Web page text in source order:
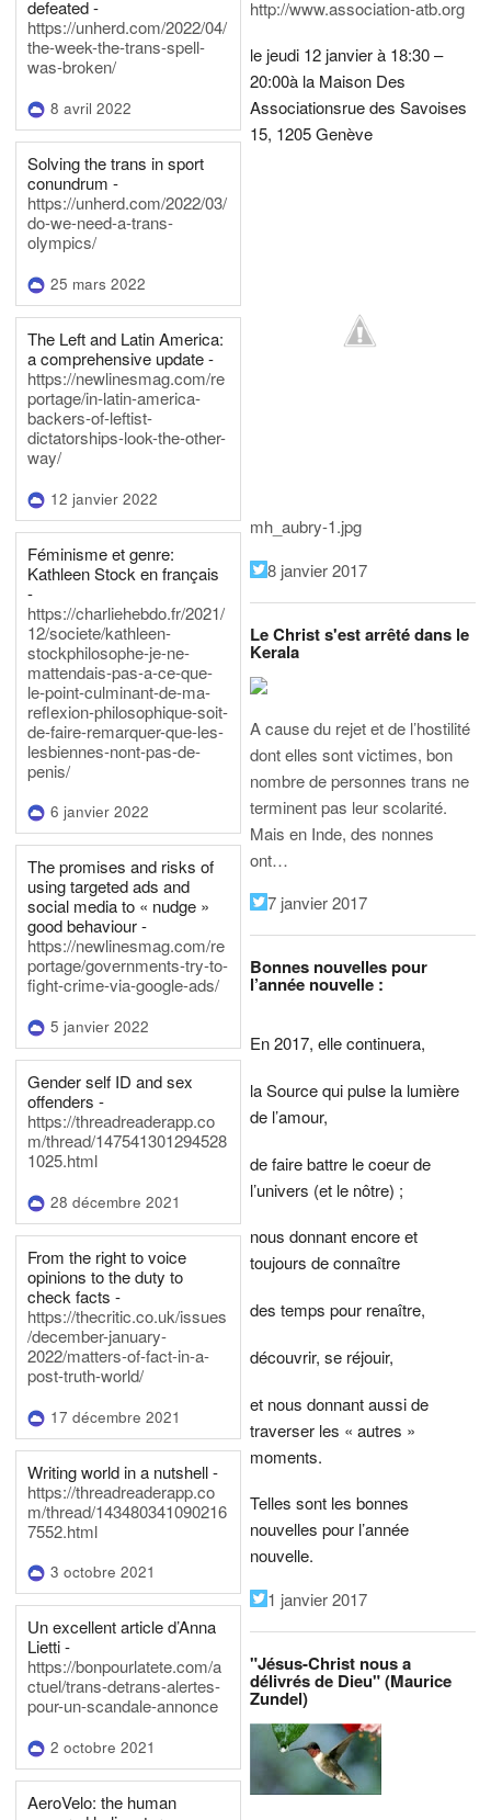
defeated -
https://unherd.com/2022/04/
the-week-the-trans-spell-
was-broken/
8 avril 2022
Solving the trans in sport
conundrum -
https://unherd.com/2022/03/
do-we-need-a-trans-
olympics/
25 mars 2022
The Left and Latin America:
a comprehensive update -
https://newlinesmag.com/re
portage/in-latin-america-
backers-of-leftist-
dictatorships-look-the-other-
way/
12 janvier 2022
Féminisme et genre:
Kathleen Stock en français
-
https://charliehebdo.fr/2021/
12/societe/kathleen-
stockphilosophe-je-ne-
mattendais-pas-a-ce-que-
le-point-culminant-de-ma-
reflexion-philosophique-soit-
de-faire-remarquer-que-les-
lesbiennes-nont-pas-de-
penis/
6 janvier 2022
The promises and risks of
using targeted ads and
social media to « nudge »
good behaviour -
https://newlinesmag.com/re
portage/governments-try-to-
fight-crime-via-google-ads/
5 janvier 2022
Gender self ID and sex
offenders -
https://threadreaderapp.co
m/thread/147541301294528
1025.html
28 décembre 2021
From the right to voice
opinions to the duty to
check facts -
https://thecritic.co.uk/issues
/december-january-
2022/matters-of-fact-in-a-
post-truth-world/
17 décembre 2021
Writing world in a nutshell -
https://threadreaderapp.co
m/thread/143480341090216
7552.html
3 octobre 2021
Un excellent article d’Anna
Lietti -
https://bonpourlatete.com/a
ctuel/trans-detrans-alertes-
pour-un-scandale-annonce
2 octobre 2021
AeroVelo: the human
http://www.association-atb.org
le jeudi 12 janvier à 18:30 –
20:00à la Maison Des
Associationsrue des Savoises
15, 1205 Genève
mh_aubry-1.jpg
8 janvier 2017
Le Christ s'est arrêté dans le
Kerala
A cause du rejet et de l’hostilité
dont elles sont victimes, bon
nombre de personnes trans ne
terminent pas leur scolarité.
Mais en Inde, des nonnes
ont…
7 janvier 2017
Bonnes nouvelles pour
l’année nouvelle :
En 2017, elle continuera,
la Source qui pulse la lumière
de l’amour,
de faire battre le coeur de
l’univers (et le nôtre) ;
nous donnant encore et
toujours de connaître
des temps pour renaître,
découvrir, se réjouir,
et nous donnant aussi de
traverser les « autres »
moments.
Telles sont les bonnes
nouvelles pour l’année
nouvelle.
1 janvier 2017
"Jésus-Christ nous a
délivrés de Dieu" (Maurice
Zundel)